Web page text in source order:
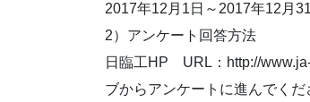
2017年12月1日～2017年12月
2）アンケート回答方法
日臨工HP URL：http://
ブからアンケートに進んでくだ